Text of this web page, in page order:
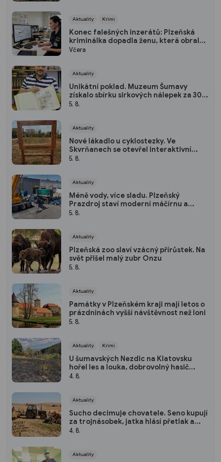
Aktuality Krimi
Konec falešných inzerátů: Plzeňská
kriminálka dopadla ženu, která obrala
desítky lidí po celé republice
Včera
Aktuality
Unikátní poklad. Muzeum Šumavy
získalo sbírku sirkových nálepek za 300
tisíc
5. 8.
Aktuality
Nové lákadlo u cyklostezky. Ve
Skvrňanech se otevřel interaktivní
Ekopark
5. 8.
Aktuality
Méně vody, více sladu. Plzeňský
Prazdroj staví moderní máčírnu a
ušetří miliony litrů vody
5. 8.
Aktuality
Plzeňská zoo slaví vzácný přírůstek. Na
svět přišel malý zubr Onzu
5. 8.
Aktuality
Památky v Plzeňském kraji mají letos o
prázdninách vyšší návštěvnost než loni
5. 8.
Aktuality Krimi
U šumavských Nezdic na Klatovsku
hořel les a louka, dobrovolný hasič
skončil v nemocnici
4. 8.
Aktuality
Sucho decimuje chovatele. Seno kupují
za trojnásobek, jatka hlásí přetlak a
hrozí rušení chovů
4. 8.
Aktuality